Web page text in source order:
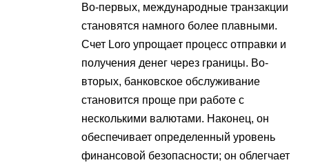
Во-первых, международные транзакции
становятся намного более плавными.
Счет Loro упрощает процесс отправки и
получения денег через границы. Во-
вторых, банковское обслуживание
становится проще при работе с
несколькими валютами. Наконец, он
обеспечивает определенный уровень
финансовой безопасности; он облегчает